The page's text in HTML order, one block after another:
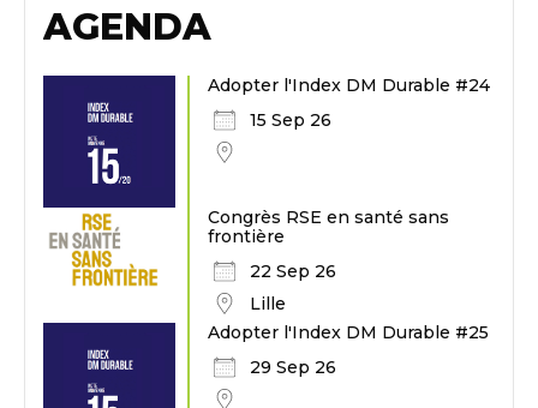
AGENDA
Adopter l'Index DM Durable #24
15 Sep 26
Congrès RSE en santé sans
frontière
22 Sep 26
Lille
Adopter l'Index DM Durable #25
29 Sep 26